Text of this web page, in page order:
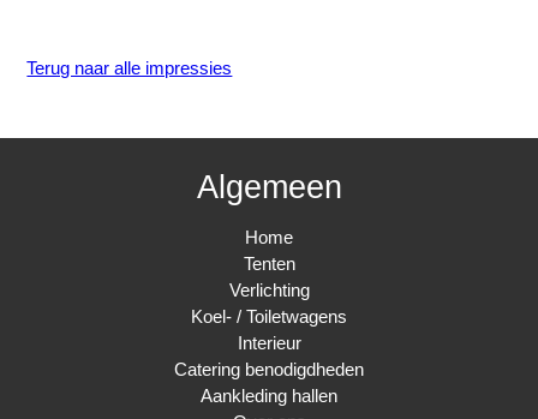
Terug naar alle impressies
Algemeen
Home
Tenten
Verlichting
Koel- / Toiletwagens
Interieur
Catering benodigdheden
Aankleding hallen